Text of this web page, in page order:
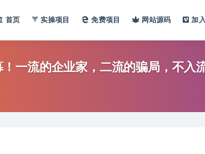
首页 实操项目 免费项目 网站源码 加
一流的企业家，二流的骗局，不入